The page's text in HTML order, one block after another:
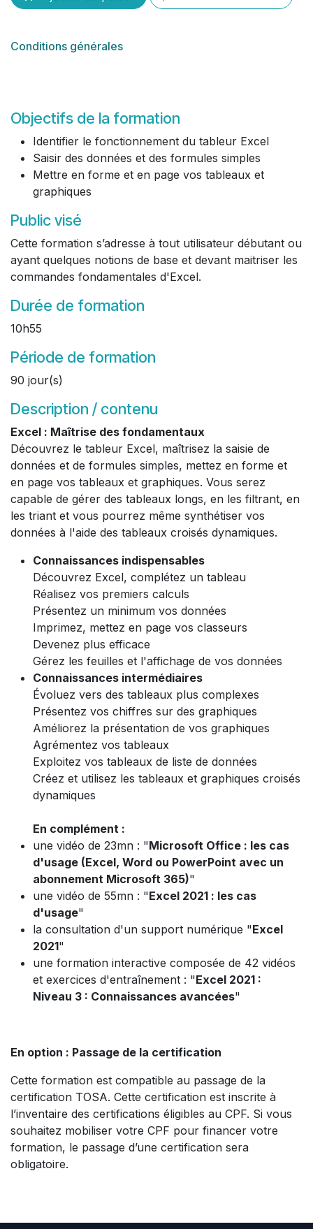
Conditions générales
Objectifs de la formation
Identifier le fonctionnement du tableur Excel
Saisir des données et des formules simples
Mettre en forme et en page vos tableaux et
graphiques
Public visé
Cette formation s’adresse à tout utilisateur débutant ou
ayant quelques notions de base et devant maitriser les
commandes fondamentales d'Excel.
Durée de formation
10h55
Période de formation
90 jour(s)
Description / contenu
Excel : Maîtrise des fondamentaux
Découvrez le tableur Excel, maîtrisez la saisie de
données et de formules simples, mettez en forme et
en page vos tableaux et graphiques. Vous serez
capable de gérer des tableaux longs, en les filtrant, en
les triant et vous pourrez même synthétiser vos
données à l'aide des tableaux croisés dynamiques.
Connaissances indispensables
Découvrez Excel, complétez un tableau
Réalisez vos premiers calculs
Présentez un minimum vos données
Imprimez, mettez en page vos classeurs
Devenez plus efficace
Gérez les feuilles et l'affichage de vos données
Connaissances intermédiaires
Évoluez vers des tableaux plus complexes
Présentez vos chiffres sur des graphiques
Améliorez la présentation de vos graphiques
Agrémentez vos tableaux
Exploitez vos tableaux de liste de données
Créez et utilisez les tableaux et graphiques croisés
dynamiques
En complément :
une vidéo de 23mn : "Microsoft Office : les cas
d'usage (Excel, Word ou PowerPoint avec un
abonnement Microsoft 365)"
une vidéo de 55mn : "Excel 2021 : les cas
d'usage"
la consultation d'un support numérique "Excel
2021"
une formation interactive composée de 42 vidéos
et exercices d'entraînement : "Excel 2021 :
Niveau 3 : Connaissances avancées"
En option : Passage de la certification
Cette formation est compatible au passage de la
certification TOSA. Cette certification est inscrite à
l’inventaire des certifications éligibles au CPF. Si vous
souhaitez mobiliser votre CPF pour financer votre
formation, le passage d’une certification sera
obligatoire.